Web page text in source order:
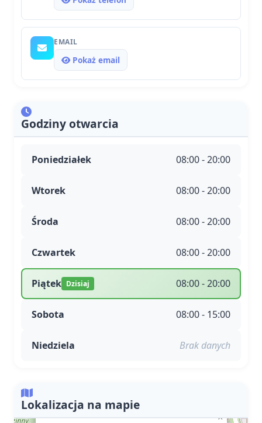
EMAIL
Pokaż email
Godziny otwarcia
Poniedziałek 08:00 - 20:00
Wtorek 08:00 - 20:00
Środa 08:00 - 20:00
Czwartek 08:00 - 20:00
Piątek Dzisiaj 08:00 - 20:00
Sobota 08:00 - 15:00
Niedziela Brak danych
Lokalizacja na mapie
×